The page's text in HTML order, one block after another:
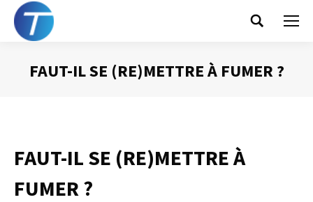
Search:
FAUT-IL SE (RE)METTRE À FUMER ?
FAUT-IL SE (RE)METTRE À
FUMER ?